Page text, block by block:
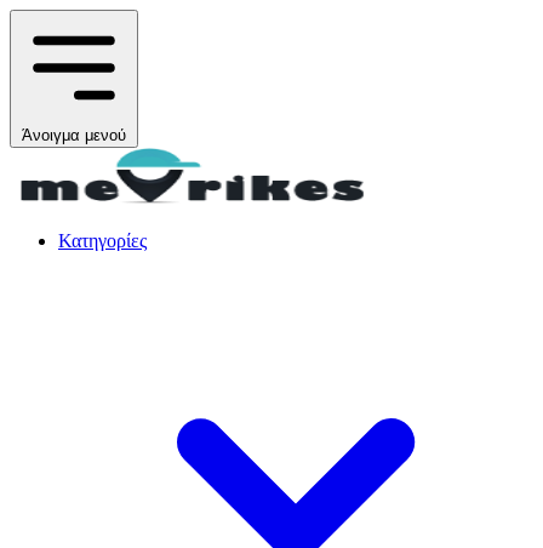
Άνοιγμα μενού
Κατηγορίες